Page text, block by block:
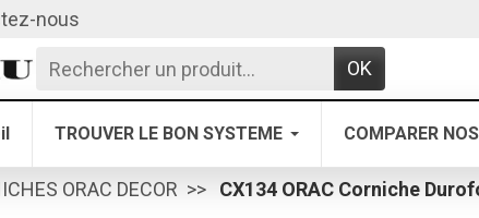
nous
OK
TROUVER LE BON SYSTEME COMPARER
ORAC DECOR CX134 ORAC Corniche